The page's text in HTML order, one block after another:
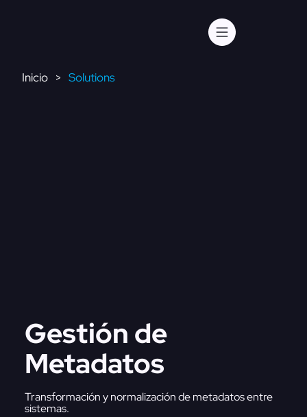
Inicio > Solutions
Gestión de
Metadatos
Transformación y normalización de metadatos entre
sistemas.